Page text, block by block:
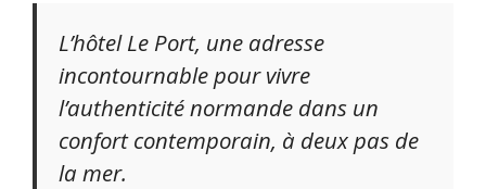
L’hôtel Le Port, une adresse
incontournable pour vivre
l’authenticité normande dans un
confort contemporain, à deux pas de
la mer.